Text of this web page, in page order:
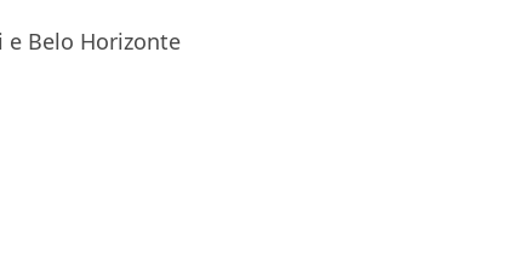
e Belo Horizonte